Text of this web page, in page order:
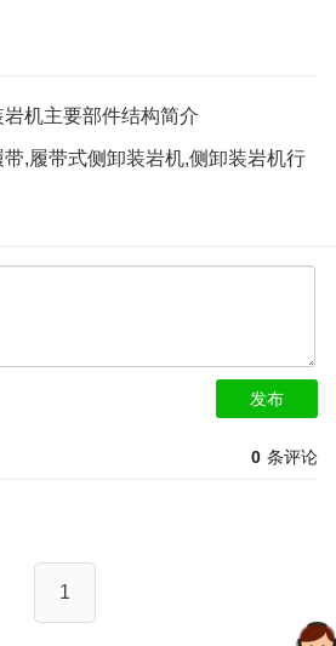
机主要部件结构简介
,履带式侧卸装岩机,侧卸装岩机行
发布
0 条评论
1